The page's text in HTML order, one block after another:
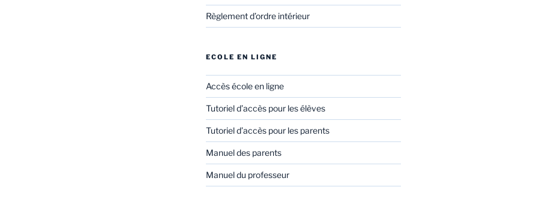
Règlement d’ordre intérieur
ECOLE EN LIGNE
Accès école en ligne
Tutoriel d’accès pour les élèves
Tutoriel d’accès pour les parents
Manuel des parents
Manuel du professeur